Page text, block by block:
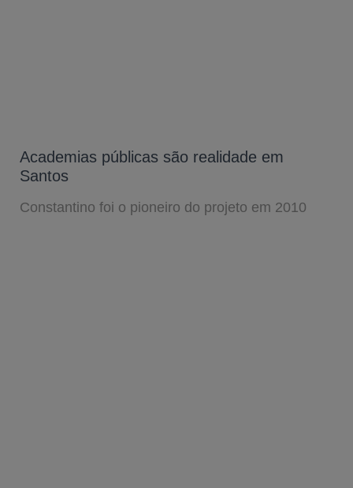
Academias públicas são realidade em
Santos
Constantino foi o pioneiro do projeto em 2010